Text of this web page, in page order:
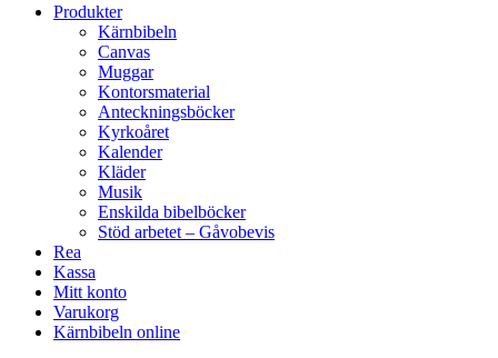
Produkter
Kärnbibeln
Canvas
Muggar
Kontorsmaterial
Anteckningsböcker
Kyrkoåret
Kalender
Kläder
Musik
Enskilda bibelböcker
Stöd arbetet – Gåvobevis
Rea
Kassa
Mitt konto
Varukorg
Kärnbibeln online